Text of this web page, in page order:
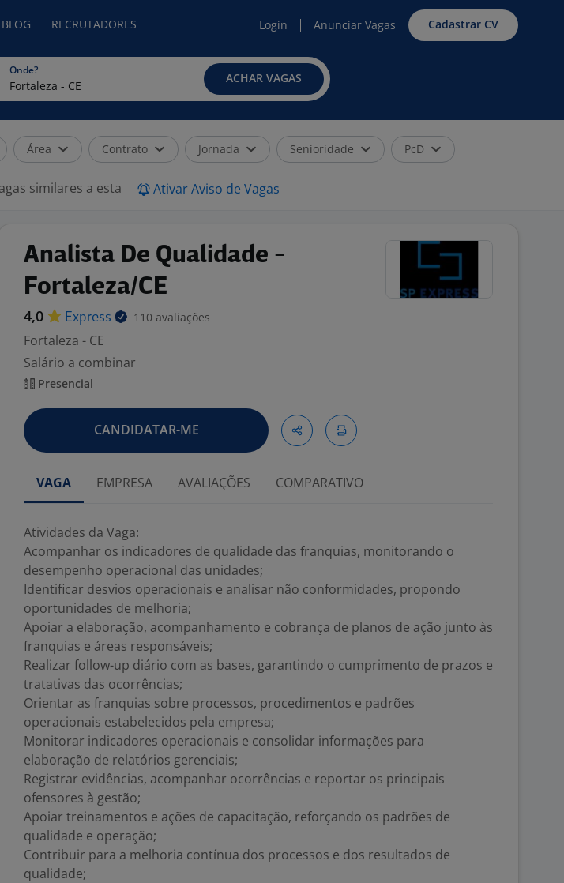
BLOG RECRUTADORES Login Anunciar Vagas Cadastrar CV
Onde?
ACHAR VAGAS
Área Contrato Jornada Senioridade PcD
similares a esta Ativar Aviso de Vagas
Analista De Qualidade -
Fortaleza/CE
4,0 Express 110 avaliações
Fortaleza - CE
Salário a combinar
Presencial
CANDIDATAR-ME
VAGA EMPRESA AVALIAÇÕES COMPARATIVO
Atividades da Vaga:
Acompanhar os indicadores de qualidade das franquias, monitorando o
desempenho operacional das unidades;
Identificar desvios operacionais e analisar não conformidades, propondo
oportunidades de melhoria;
Apoiar a elaboração, acompanhamento e cobrança de planos de ação junto às
franquias e áreas responsáveis;
Realizar follow-up diário com as bases, garantindo o cumprimento de prazos e
tratativas das ocorrências;
Orientar as franquias sobre processos, procedimentos e padrões
operacionais estabelecidos pela empresa;
Monitorar indicadores operacionais e consolidar informações para
elaboração de relatórios gerenciais;
Registrar evidências, acompanhar ocorrências e reportar os principais
ofensores à gestão;
Apoiar treinamentos e ações de capacitação, reforçando os padrões de
qualidade e operação;
Contribuir para a melhoria contínua dos processos e dos resultados de
qualidade;